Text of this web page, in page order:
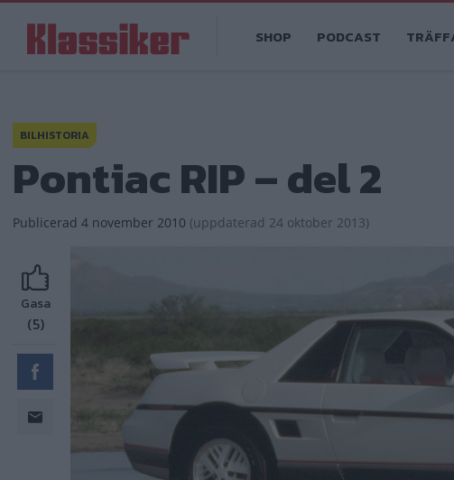
huvudinnehåll
navigation
SHOP PODCAST
BILHISTORIA
Pontiac RIP – del 2
Publicerad 4 november 2010 (uppdaterad 24 oktober 2013)
Gasa
(5)